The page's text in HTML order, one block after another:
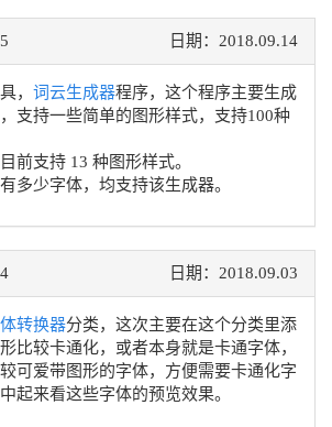
日期：2018.09.14
， 词云生成器程序，这个程序主要生成
支持一些简单的图形样式，支持100种
前支持 13 种图形样式。
多少字体，均支持该生成器。
日期：2018.09.03
转换器分类，这次主要在这个分类里添
比较卡通化，或者本身就是卡通字体，
可爱带图形的字体，方便需要卡通化字
起来看这些字体的预览效果。